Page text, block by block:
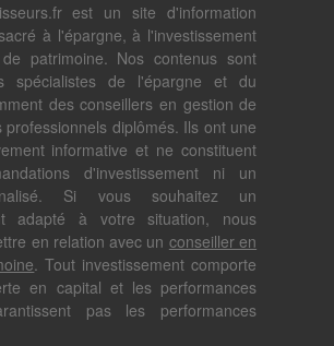
est un site d'information
à l'épargne, à l'investissement
patrimoine. Nos contenus sont
spécialistes de l'épargne et du
des conseillers en gestion de
professionnels diplômés. Ils ont une
informative et ne constituent
d'investissement ni un
Si vous souhaitez un
adapté à votre situation, nous
en relation avec un conseiller en
. Tout investissement comporte
en capital et les performances
pas les performances